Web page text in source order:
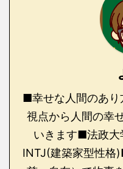
■幸せな人間のあ
視点から人間の幸
いきます■法政
INTJ(建築家型性格